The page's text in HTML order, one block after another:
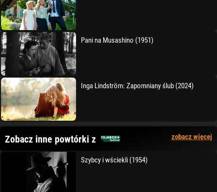
Pani na Musashino (1951)
Inga Lindström: Zapomniany ślub (2024)
Zobacz inne powtórki z zobacz więcej
Szybcy i wściekli (1954)